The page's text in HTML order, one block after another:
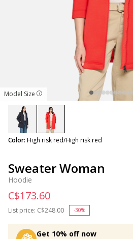
Model Size
Sweater Woman
Hoodie
List price: Price reduced from
C$248.00 -30%
C$173.60
Get 10% off now
Color: High risk red/High risk red
selected